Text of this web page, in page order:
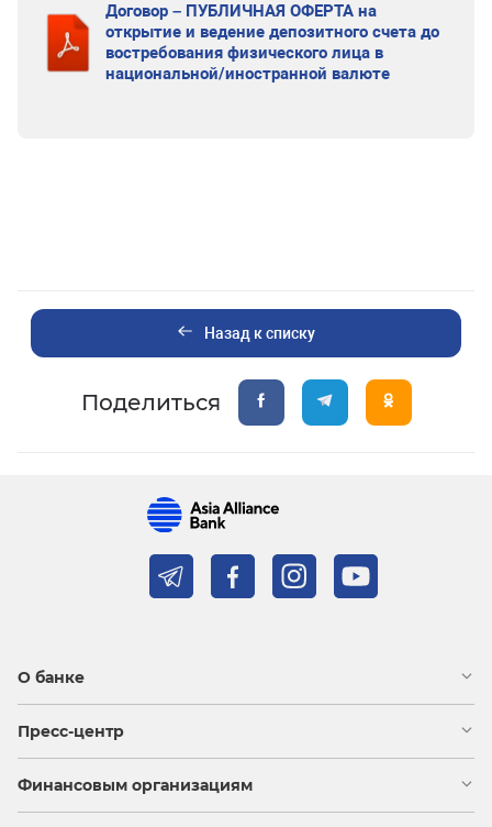
Договор – ПУБЛИЧНАЯ ОФЕРТА на
открытие и ведение депозитного счета до
востребования физического лица в
национальной/иностранной валюте
Назад к списку
Поделиться
О банке
Пресс-центр
Финансовым организациям